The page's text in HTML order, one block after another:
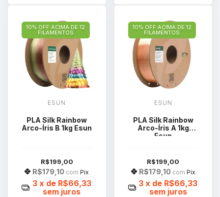
10% OFF ACIMA DE 12
FILAMENTOS
ESUN
PLA Silk Rainbow
Arco-Íris B 1kg Esun
R$199,00
R$179,10 com Pix
3 x de R$66,33
sem juros
10% OFF ACIMA DE 12
FILAMENTOS
ESUN
PLA Silk Rainbow
Arco-Íris A 1kg
Esun
R$199,00
R$179,10 com Pix
3 x de R$66,33
sem juros